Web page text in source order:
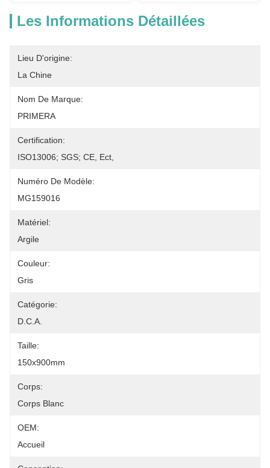
Les Informations Détaillées
Lieu D'origine:
La Chine
Nom De Marque:
PRIMERA
Certification:
ISO13006; SGS; CE, Ect,
Numéro De Modèle:
MG159016
Matériel:
Argile
Couleur:
Gris
Catégorie:
D.C.A.
Taille:
150x900mm
Corps:
Corps Blanc
OEM:
Accueil